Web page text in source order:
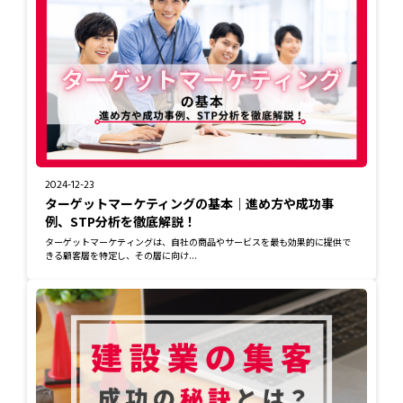
2024-12-23
ターゲットマーケティングの基本｜進め方や成功事
例、STP分析を徹底解説！
ターゲットマーケティングは、自社の商品やサービスを最も効果的に提供で
きる顧客層を特定し、その層に向け...